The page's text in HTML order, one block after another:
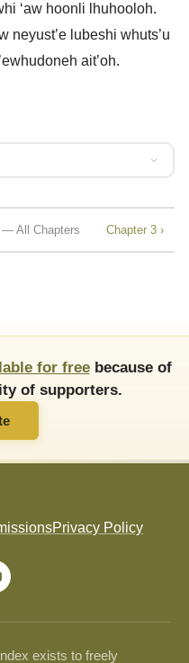
‘aw hoonli lhuhooloh.
neyust’e lubeshi whuts’u
ait’oh.
— All Chapters Chapter 3 ›
for freebecause of
of supporters.
Privacy Policy
exists to freely